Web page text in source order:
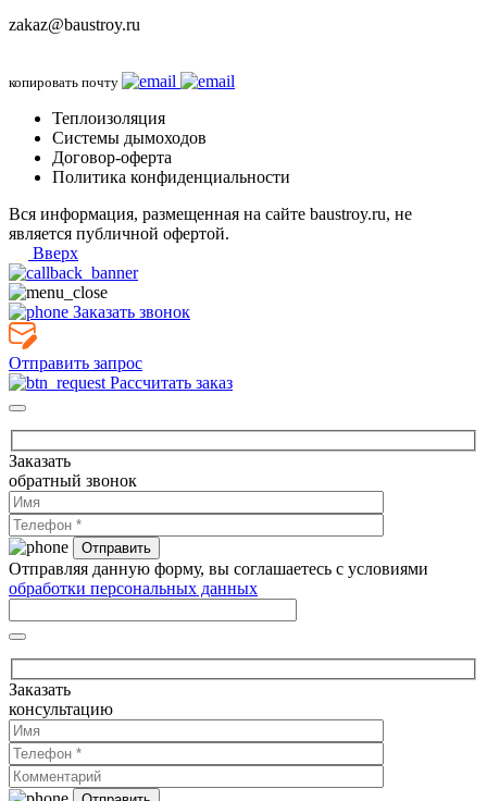
zakaz@baustroy.ru
копировать почту
Теплоизоляция
Системы дымоходов
Договор-оферта
Политика конфиденциальности
Вся информация, размещенная на сайте baustroy.ru, не
является публичной офертой.
Вверх
Заказать звонок
Отправить запрос
Рассчитать заказ
Заказать
обратный звонок
Отправляя данную форму, вы соглашаетесь с условиями
обработки персональных данных
Заказать
консультацию